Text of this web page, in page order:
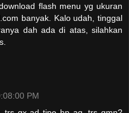
flash menu yg ukuran
banyak. Kalo udah, tinggal
dah ada di atas, silahkan
PM